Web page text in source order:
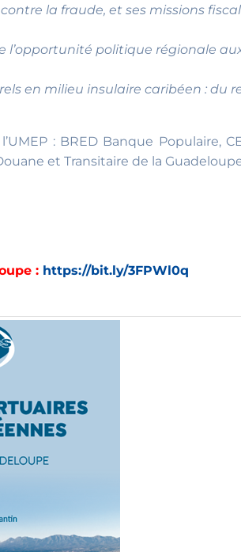
la fraude, et ses missions
l’opportunité politique régionale
en milieu insulaire caribéen : du
: BRED Banque Populaire,
et Transitaire de la Guadeloupe
: https://bit.ly/3FPWl0q